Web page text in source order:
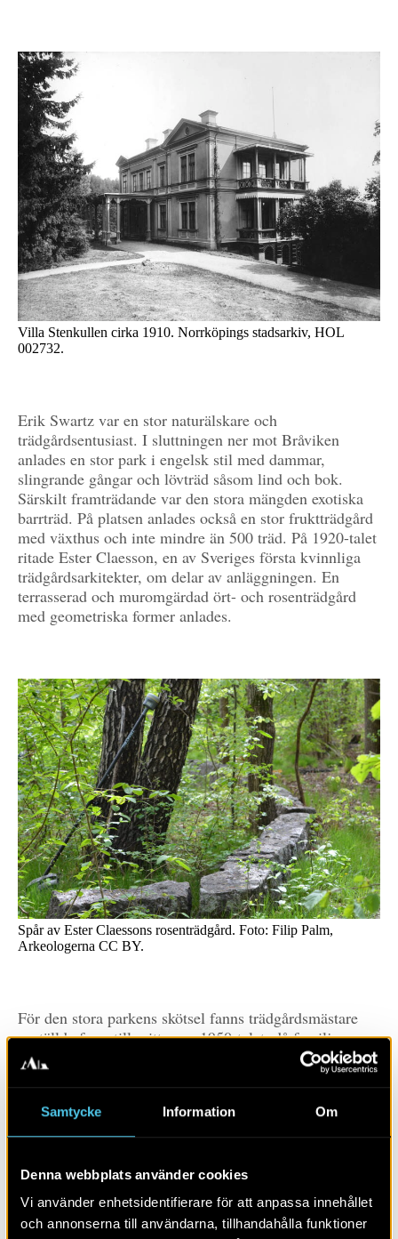
Samtycke Information Om
Denna webbplats använder cookies
Vi använder enhetsidentifierare för att anpassa innehållet
och annonserna till användarna, tillhandahålla funktioner
Villa Stenkullen cirka 1910. Norrköpings stadsarkiv, HOL
002732.
Erik Swartz var en stor naturälskare och
trädgårdsentusiast. I sluttningen ner mot Bråviken
anlades en stor park i engelsk stil med dammar,
slingrande gångar och lövträd såsom lind och bok.
Särskilt framträdande var den stora mängden exotiska
barrträd. På platsen anlades också en stor fruktträdgård
med växthus och inte mindre än 500 träd. På 1920-talet
ritade Ester Claesson, en av Sveriges första kvinnliga
trädgårdsarkitekter, om delar av anläggningen. En
terrasserad och muromgärdad ört- och rosenträdgård
med geometriska former anlades.
Spår av Ester Claessons rosenträdgård. Foto: Filip Palm,
Arkeologerna CC BY.
För den stora parkens skötsel fanns trädgårdsmästare
anställda fram till mitten av 1950-talet, då familjen
Swartz sålde sin sommarvilla. På 1960-talet byggdes
den nya E4:an rakt genom parken. Villa Stenkullen norr
och hotell, medan den södra delen av parken varit
avskuren från huset av motorvägen.